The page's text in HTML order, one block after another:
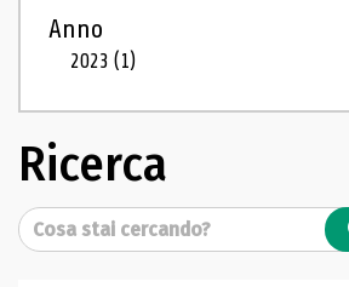
Anno
2023(1)
Ricerca
Cerca